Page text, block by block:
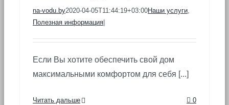
na-vodu.by2020-04-05T11:44:19+03:00Наши услуги,
Полезная информация
Если Вы хотите обеспечить свой дом
максимальными комфортом для себя [...]
Читать дальше 0